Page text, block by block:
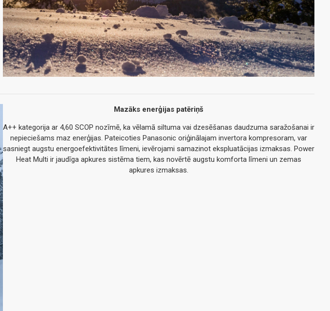
Mazāks enerģijas patēriņš
A++ kategorija ar 4,60 SCOP nozīmē, ka vēlamā siltuma vai dzesēšanas daudzuma saražošanai ir
nepieciešams maz enerģijas. Pateicoties Panasonic oriģinālajam invertora kompresoram, var
sasniegt augstu energoefektivitātes līmeni, ievērojami samazinot ekspluatācijas izmaksas. Power
Heat Multi ir jaudīga apkures sistēma tiem, kas novērtē augstu komforta līmeni un zemas
apkures izmaksas.